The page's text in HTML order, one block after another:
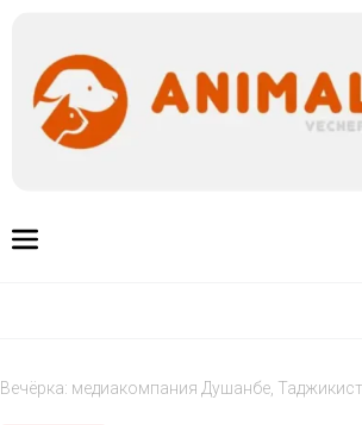
Вечёрка: медиакомпания Душанбе,